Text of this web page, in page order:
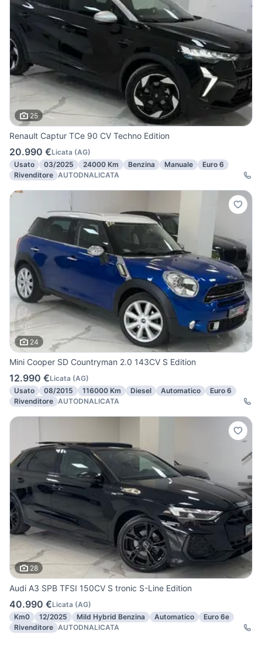
25
Renault Captur TCe 90 CV Techno Edition
20.990 €Licata (AG)
Usato
03/2025 24000 Km Benzina Manuale
Euro 6
Rivenditore AUTODNALICATA
24
Mini Cooper SD Countryman 2.0 143CV S Edition
12.990 €Licata (AG)
Usato
08/2015 116000 Km Diesel Automatico
Euro 6
Rivenditore AUTODNALICATA
28
Audi A3 SPB TFSI 150CV S tronic S-Line Edition
40.990 €Licata (AG)
Km0
12/2025 Mild Hybrid Benzina Automatico
Euro 6e
Rivenditore AUTODNALICATA